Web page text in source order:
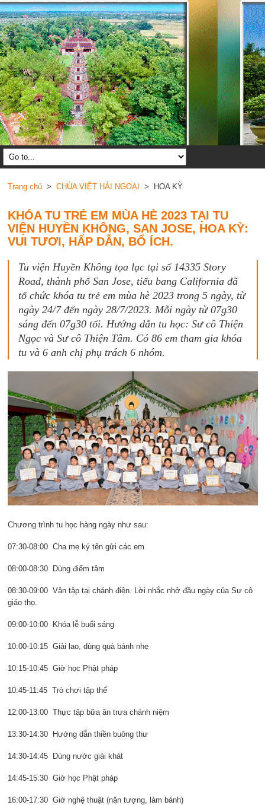
Trang chủ> CHÙA VIỆT HẢI NGOẠI > HOA KỲ
KHÓA TU TRẺ EM MÙA HÈ 2023 TẠI TU
VIỆN HUYỀN KHÔNG, SAN JOSE, HOA KỲ:
VUI TƯƠI, HẤP DẪN, BỔ ÍCH.
Tu viện Huyền Không tọa lạc tại số 14335 Story
Road, thành phố San Jose, tiểu bang California đã
tổ chức khóa tu trẻ em mùa hè 2023 trong 5 ngày, từ
ngày 24/7 đến ngày 28/7/2023. Mỗi ngày từ 07g30
sáng đến 07g30 tối. Hướng dẫn tu học: Sư cô Thiện
Ngọc và Sư cô Thiện Tâm. Có 86 em tham gia khóa
tu và 6 anh chị phụ trách 6 nhóm.
Chương trình tu học hàng ngày như sau:
07:30-08:00 Cha mẹ ký tên gửi các em
08:00-08:30 Dùng điểm tâm
08:30-09:00 Vân tập tại chánh điện. Lời nhắc nhở đầu ngày của Sư cô
giáo thọ.
09:00-10:00 Khóa lễ buổi sáng
10:00-10:15 Giải lao, dùng quà bánh nhẹ
10:15-10:45 Giờ học Phật pháp
10:45-11:45 Trò chơi tập thể
12:00-13:00 Thực tập bữa ăn trưa chánh niệm
13:30-14:30 Hướng dẫn thiền buông thư
14:30-14:45 Dùng nước giải khát
14:45-15:30 Giờ học Phật pháp
16:00-17:30 Giờ nghệ thuật (nặn tượng, làm bánh)